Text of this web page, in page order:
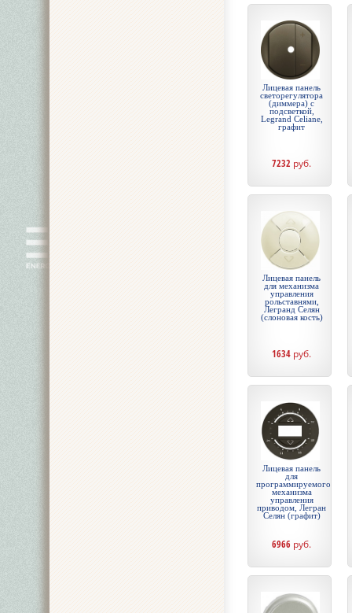
Лицевая панель
светорегулятора
(диммера) с
подсветкой,
Legrand Celiane,
графит
7232 руб.
Лицевая панель
для механизма
управления
рольставнями,
Легранд Селян
(слоновая кость)
1634 руб.
Лицевая панель
для
программируемого
механизма
управления
приводом, Легран
Селян (графит)
6966 руб.